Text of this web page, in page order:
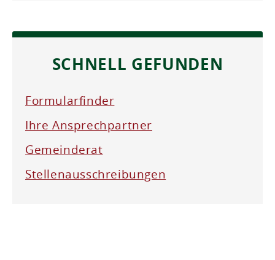
SCHNELL GEFUNDEN
Formularfinder
Ihre Ansprechpartner
Gemeinderat
Stellenausschreibungen